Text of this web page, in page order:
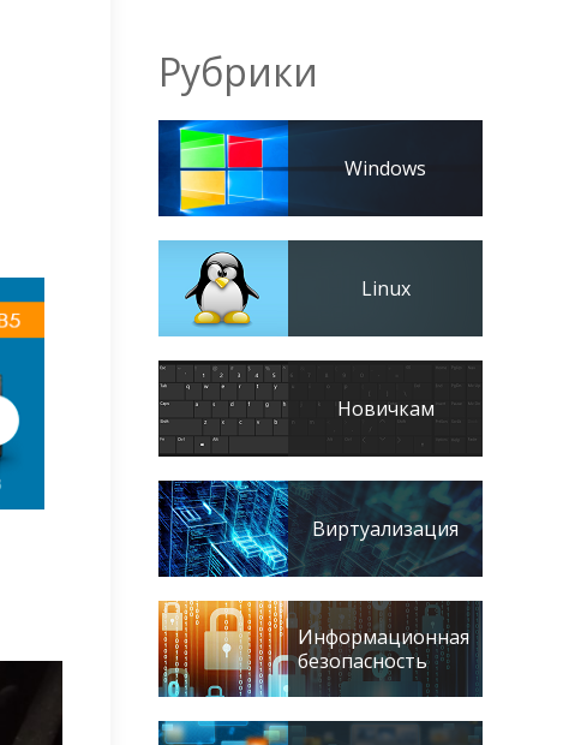
Рубрики
Windows
Linux
Новичкам
Виртуализация
Информационная
безопасность